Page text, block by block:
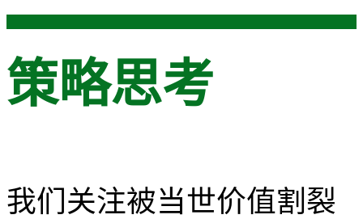
策略思考
我们关注被当世价值割裂